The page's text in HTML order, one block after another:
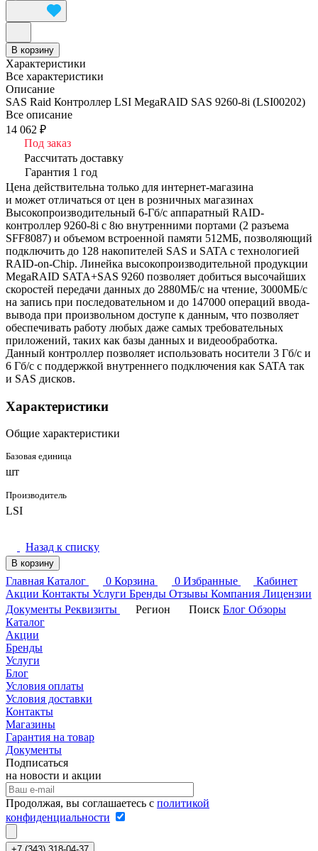
В корзину
Характеристики
Все характеристики
Описание
SAS Raid Контроллер LSI MegaRAID SAS 9260-8i (LSI00202)
Все описание
14 062 ₽
Под заказ
Рассчитать доставку
Гарантия 1 год
Цена действительна только для интернет-магазина
и может отличаться от цен в розничных магазинах
Высокопроизводительный 6-Гб/с аппаратный RAID-
контроллер 9260-8i с 8ю внутренними портами (2 разъема
SFF8087) и объемом встроенной памяти 512МБ, позволяющий
подключить до 128 накопителей SAS и SATA с технологией
RAID-on-Chip. Линейка высокопроизводительной продукции
MegaRAID SATA+SAS 9260 позволяет добиться высочайших
скоростей передачи данных до 2880МБ/с на чтение, 3000МБ/с
на запись при последовательном и до 147000 операций ввода-
вывода при произвольном доступе к данным, что позволяет
обеспечивать работу любых даже самых требовательных
приложений, таких как базы данных и видеообработка.
Данный контроллер позволяет использовать носители 3 Гб/с и
6 Гб/с с поддержкой внутреннего подключения как SATA так
и SAS дисков.
Характеристики
Общие характеристики
Базовая единица
шт
Производитель
LSI
Назад к списку
В корзину
Главная Каталог 0 Корзина 0 Избранные
Кабинет
Акции Контакты Услуги Бренды Отзывы Компания Лицензии
Документы Реквизиты Регион Поиск Блог Обзоры
Каталог
Акции
Бренды
Услуги
Блог
Условия оплаты
Условия доставки
Контакты
Магазины
Гарантия на товар
Документы
Подписаться
на новости и акции
Продолжая, вы соглашаетесь с политикой
конфиденциальности